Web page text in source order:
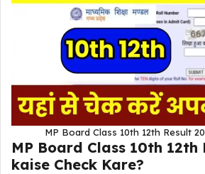
MP Board Class 10th 12th Result
MP Board Class 10th 12th
kaise Check Kare?